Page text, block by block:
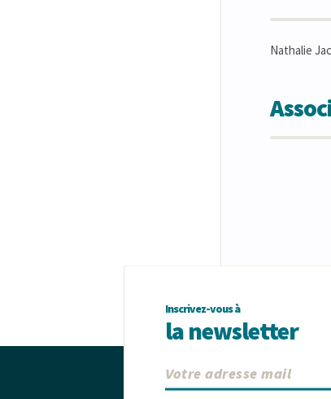
Nathalie
Inscrivez-vous à
la newsletter